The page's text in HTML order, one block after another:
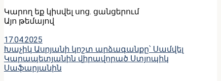
Կարող եք կիսվել սոց․ ցանցերում
Այո թեմայով
17.04.2025
Խաչիկ Ասրյանի կոշտ արձագանքը՝ Սամվել
Կարապետյանին վիրավորած Ստյոպիկ
Սաֆարյանին